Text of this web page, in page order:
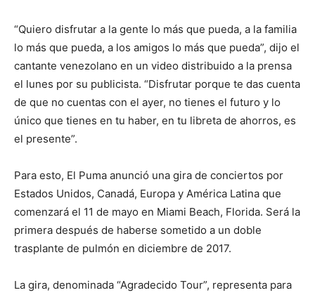
“Quiero disfrutar a la gente lo más que pueda, a la familia
lo más que pueda, a los amigos lo más que pueda”, dijo el
cantante venezolano en un video distribuido a la prensa
el lunes por su publicista. “Disfrutar porque te das cuenta
de que no cuentas con el ayer, no tienes el futuro y lo
único que tienes en tu haber, en tu libreta de ahorros, es
el presente”.
Para esto, El Puma anunció una gira de conciertos por
Estados Unidos, Canadá, Europa y América Latina que
comenzará el 11 de mayo en Miami Beach, Florida. Será la
primera después de haberse sometido a un doble
trasplante de pulmón en diciembre de 2017.
La gira, denominada “Agradecido Tour”, representa para